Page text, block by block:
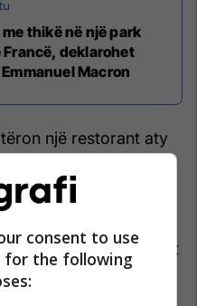
thikë në një park
Francë, deklarohet
Macron
një restorant aty
po qanin, të gjithë
akulloreje përballë
vend ku kujdestarët
e vegjël për të luajtur.
vegjël atje në
consent to use
for the following